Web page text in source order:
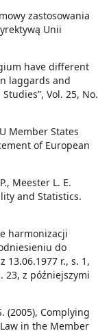
zastosowania
Unii
have different
laggards and
Vol. 25, No.
Member States
of European
Meester L. E.
and Statistics.
harmonizacji
do
13.06.1977 r., s. 1,
23, z późniejszymi
(2005), Complying
in the Member